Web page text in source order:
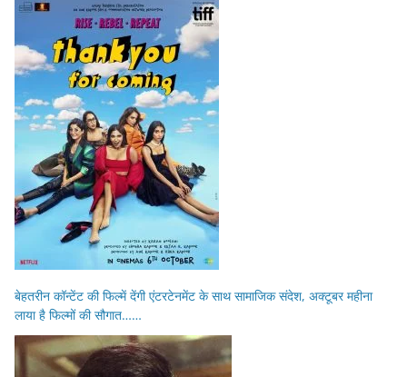
बेहतरीन कॉन्टेंट की फिल्में देंगी एंटरटेनमेंट के साथ सामाजिक संदेश, अक्टूबर महीना
लाया है फिल्मों की सौगात……